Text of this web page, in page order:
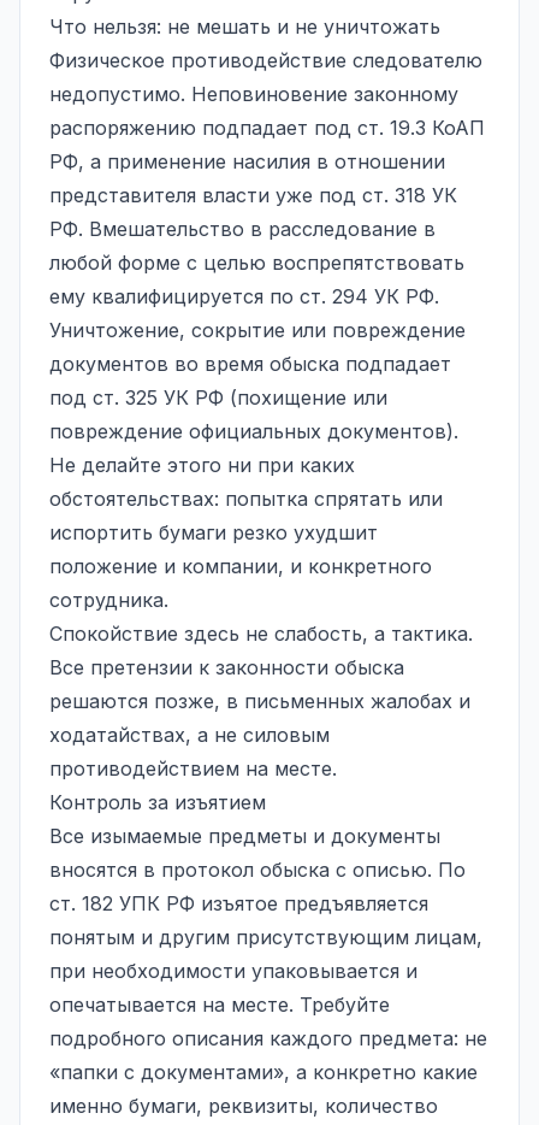
Что нельзя: не мешать и не уничтожать
Физическое противодействие следователю
недопустимо. Неповиновение законному
распоряжению подпадает под ст. 19.3 КоАП
РФ, а применение насилия в отношении
представителя власти уже под ст. 318 УК
РФ. Вмешательство в расследование в
любой форме с целью воспрепятствовать
ему квалифицируется по ст. 294 УК РФ.
Уничтожение, сокрытие или повреждение
документов во время обыска подпадает
под ст. 325 УК РФ (похищение или
повреждение официальных документов).
Не делайте этого ни при каких
обстоятельствах: попытка спрятать или
испортить бумаги резко ухудшит
положение и компании, и конкретного
сотрудника.
Спокойствие здесь не слабость, а тактика.
Все претензии к законности обыска
решаются позже, в письменных жалобах и
ходатайствах, а не силовым
противодействием на месте.
Контроль за изъятием
Все изымаемые предметы и документы
вносятся в протокол обыска с описью. По
ст. 182 УПК РФ изъятое предъявляется
понятым и другим присутствующим лицам,
при необходимости упаковывается и
опечатывается на месте. Требуйте
подробного описания каждого предмета: не
«папки с документами», а конкретно какие
именно бумаги, реквизиты, количество